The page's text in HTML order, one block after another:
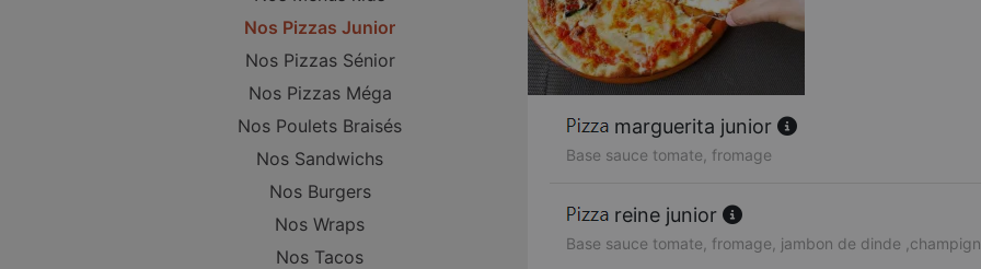
Nos Pizzas Junior
Nos Pizzas Sénior
Nos Pizzas Méga
Nos Poulets Braisés
Nos Sandwichs
Nos Burgers
Nos Wraps
Nos Tacos
marguerita junior
Base sauce tomate, fromage
reine junior
Base sauce tomate, fromage, jambon de dinde